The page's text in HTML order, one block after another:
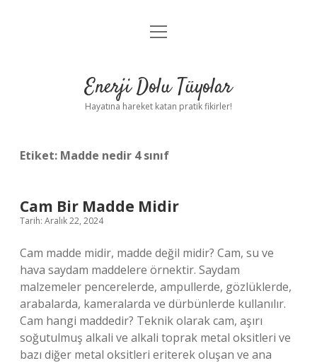
Anasayfa
Yasal Uyarı
menüyü
Enerji Dolu Tüyolar
Hayatına hareket katan pratik fikirler!
Etiket: Madde nedir 4 sınıf
Cam Bir Madde Midir
Tarih: Aralık 22, 2024
Cam madde midir, madde değil midir? Cam, su ve
hava saydam maddelere örnektir. Saydam
malzemeler pencerelerde, ampullerde, gözlüklerde,
arabalarda, kameralarda ve dürbünlerde kullanılır.
Cam hangi maddedir? Teknik olarak cam, aşırı
soğutulmuş alkali ve alkali toprak metal oksitleri ve
bazı diğer metal oksitleri eriterek oluşan ve ana